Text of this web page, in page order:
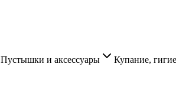
Пустышки и аксессуары Купание,